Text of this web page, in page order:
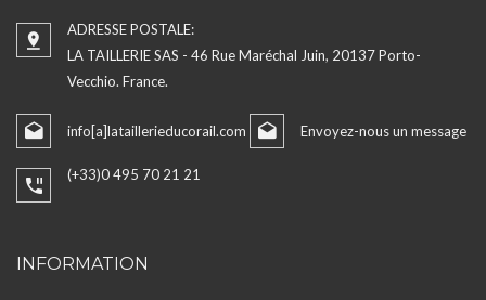
ADRESSE POSTALE:
LA TAILLERIE SAS - 46 Rue Maréchal Juin, 20137 Porto-
Vecchio. France.
info[a]lataillerieducorail.com Envoyez-nous un message
(+33)0 495 70 21 21
INFORMATION